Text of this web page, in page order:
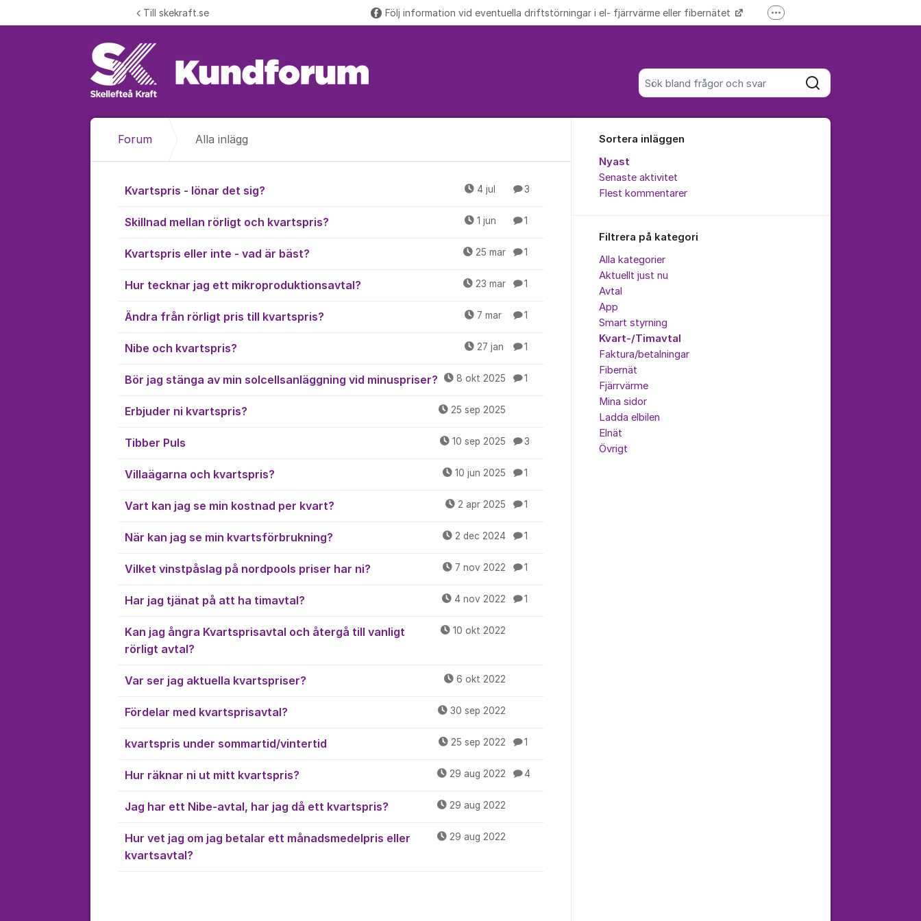
Sök bland alla inlägg
Sök
Till skekraft.se Följ information vid eventuella driftstörningar i el- fjärrvärme eller fibernätet Fler supportlänkar
Forum Alla inlägg
Alla inlägg
Kvartspris - lönar det sig? 4 jul 3
Skillnad mellan rörligt och kvartspris? 1 jun 1
Kvartspris eller inte - vad är bäst? 25 mar 1
Hur tecknar jag ett mikroproduktionsavtal? 23 mar 1
Ändra från rörligt pris till kvartspris? 7 mar 1
Nibe och kvartspris? 27 jan 1
Bör jag stänga av min solcellsanläggning vid minuspriser? 8 okt 2025 1
Erbjuder ni kvartspris? 25 sep 2025
Tibber Puls 10 sep 2025 3
Villaägarna och kvartspris? 10 jun 2025 1
Vart kan jag se min kostnad per kvart? 2 apr 2025 1
När kan jag se min kvartsförbrukning? 2 dec 2024 1
Vilket vinstpåslag på nordpools priser har ni? 7 nov 2022 1
Har jag tjänat på att ha timavtal? 4 nov 2022 1
Kan jag ångra Kvartsprisavtal och återgå till vanligt
rörligt avtal?
10 okt 2022
Var ser jag aktuella kvartspriser? 6 okt 2022
Fördelar med kvartsprisavtal? 30 sep 2022
kvartspris under sommartid/vintertid 25 sep 2022 1
Hur räknar ni ut mitt kvartspris? 29 aug 2022 4
Jag har ett Nibe-avtal, har jag då ett kvartspris? 29 aug 2022
Hur vet jag om jag betalar ett månadsmedelpris eller
kvartsavtal?
29 aug 2022
Sortera inläggen
Nyast
Senaste aktivitet
Flest kommentarer
Filtrera på kategori
Alla kategorier
Aktuellt just nu
Avtal
App
Smart styrning
Kvart-/Timavtal
Faktura/betalningar
Fibernät
Fjärrvärme
Mina sidor
Ladda elbilen
Elnät
Övrigt